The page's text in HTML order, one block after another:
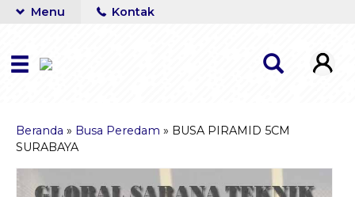
Menu Kontak
Beranda » Busa Peredam » BUSA PIRAMID 5CM
SURABAYA